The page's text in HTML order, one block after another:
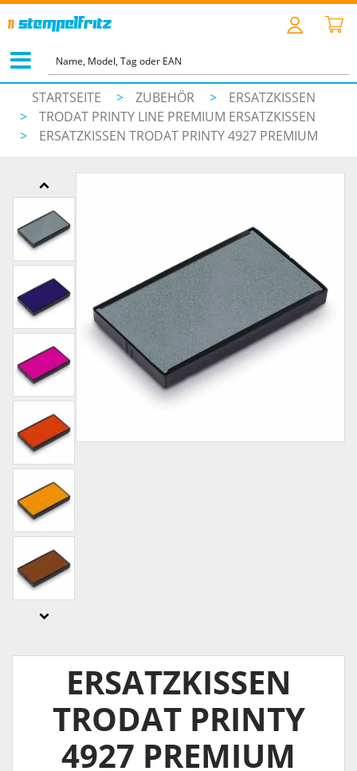
STARTSEITE > ZUBEHÖR >
ERSATZKISSEN
>
TRODAT PRINTY LINE PREMIUM ERSATZKISSEN
>
ERSATZKISSEN TRODAT PRINTY 4927 PREMIUM
ERSATZKISSEN
TRODAT PRINTY
4927 PREMIUM